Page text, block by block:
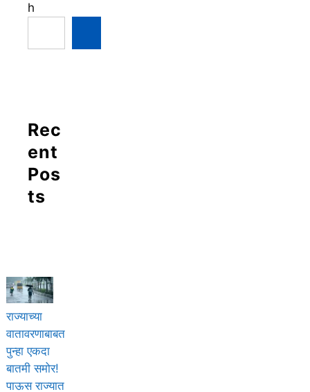
h
Rec
ent
Pos
ts
राज्याच्या
वातावरणाबाबत
पुन्हा एकदा
बातमी समोर!
पाऊस राज्यात